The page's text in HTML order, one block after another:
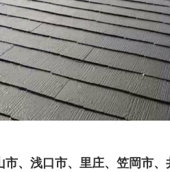
、浅口市、里庄、笠岡市、